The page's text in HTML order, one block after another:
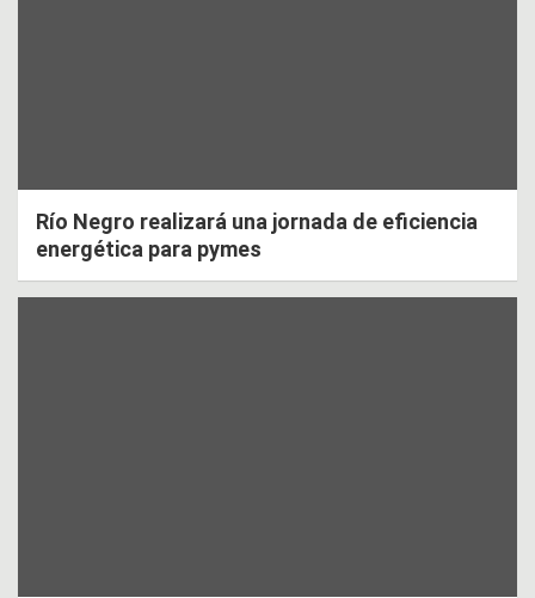
Río Negro realizará una jornada de eficiencia
energética para pymes